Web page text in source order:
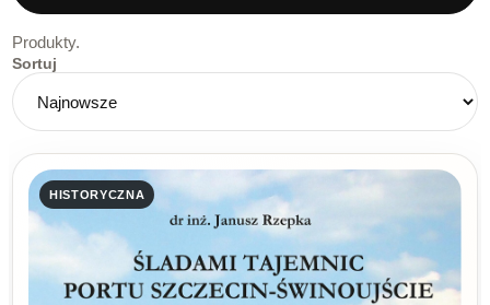
Produkty.
Sortuj
HISTORYCZNA